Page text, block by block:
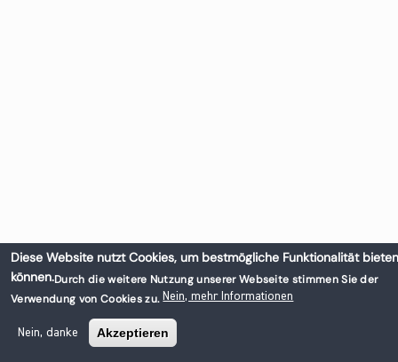
Diese Website nutzt Cookies, um bestmögliche Funktionalität
können.Durch die weitere Nutzung unserer Webseite stimmen Sie der
Verwendung von Cookies zu. Nein, mehr Informationen
Nein, danke Akzeptieren